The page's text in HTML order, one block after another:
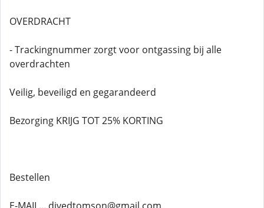
OVERDRACHT
- Trackingnummer zorgt voor ontgassing bij alle
overdrachten
Veilig, beveiligd en gegarandeerd
Bezorging KRIJG TOT 25% KORTING
Bestellen